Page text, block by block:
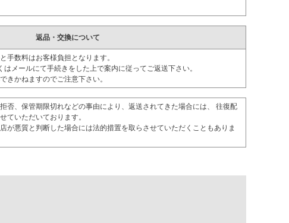
返品・交換について
手数料はお客様負担となります。
メールにて手続きをした上で案内に従ってご返送下さい。
きかねますのでご注意下さい。
否、保管期限切れなどの事由により、返送されてきた場合には、 往復配
ていただいております。
が悪質と判断した場合には法的措置を取らさせていただくこともありま